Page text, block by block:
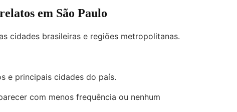
em São Paulo
cidades brasileiras e regiões metropolitanas.
e principais cidades do país.
com menos frequência ou nenhum